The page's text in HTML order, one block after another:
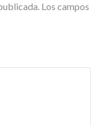
Los campos